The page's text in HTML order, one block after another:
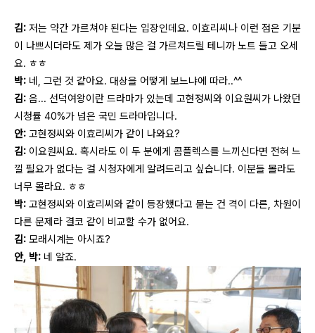
김: 저는 약간 가르쳐야 된다는 입장인데요. 이효리씨나 이런 점은 기분
이 나쁘시더라도 제가 오늘 많은 걸 가르쳐드릴 테니까 노트 들고 오세
요. ㅎㅎ
박: 네, 그런 것 같아요. 대상을 어떻게 보느냐에 따라..^^
김: 음... 선덕여왕이란 드라마가 있는데 고현정씨와 이요원씨가 나왔던
시청률 40%가 넘은 국민 드라마입니다.
안: 고현정씨와 이효리씨가 같이 나와요?
김: 이요원씨요. 혹시라도 이 두 분에게 콤플렉스를 느끼신다면 전혀 느
낄 필요가 없다는 걸 시청자에게 알려드리고 싶습니다. 이분들 몰라도
너무 몰라요. ㅎㅎ
박: 고현정씨와 이효리씨와 같이 등장했다고 묻는 건 격이 다른, 차원이
다른 문제라 결코 같이 비교할 수가 없어요.
김: 모래시계는 아시죠?
안, 박: 네 알죠.